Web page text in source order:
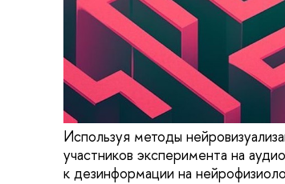
Используя методы
участников эксперимента на
к дезинформации на